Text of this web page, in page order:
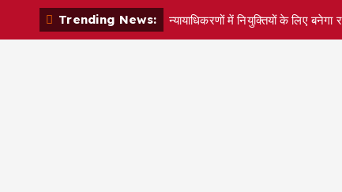
Trending News: न्यायाधिकरणों में नियुक्तियों के लिए